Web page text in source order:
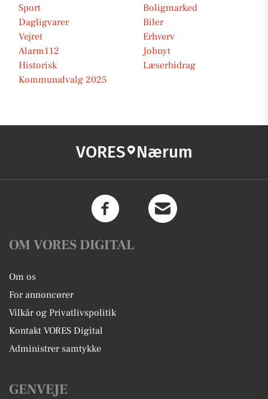
Sport
Boligmarked
Dagligvarer
Biler
Vejret
Erhverv
Alarm112
Jobnyt
Historisk
Læserbidrag
Kommunalvalg 2025
VORES Nærum
OM VORES DIGITAL
Om os
For annoncører
Vilkår og Privatlivspolitik
Kontakt VORES Digital
Administrer samtykke
GENVEJE